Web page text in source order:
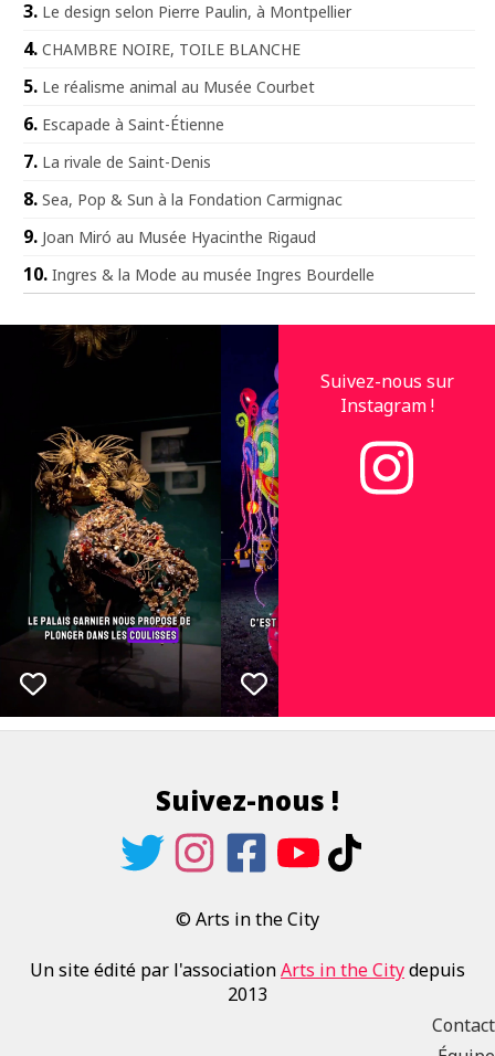
Le design selon Pierre Paulin, à Montpellier
CHAMBRE NOIRE, TOILE BLANCHE
Le réalisme animal au Musée Courbet
Escapade à Saint-Étienne
La rivale de Saint-Denis
Sea, Pop & Sun à la Fondation Carmignac
Joan Miró au Musée Hyacinthe Rigaud
Ingres & la Mode au musée Ingres Bourdelle
Suivez-nous sur
Instagram !
Suivez-nous !
© Arts in the City
Un site édité par l'associationArts in the Citydepuis
2013
Contact